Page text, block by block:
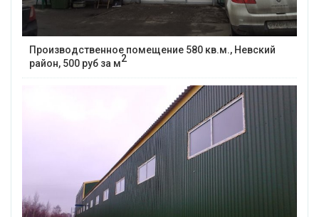
Производственное помещение 580 кв.м., Невский
район, 500 руб за м2